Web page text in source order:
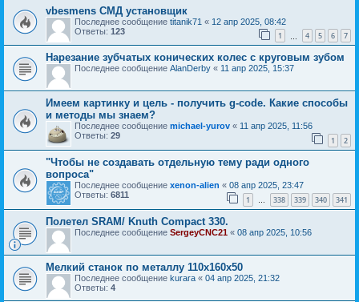
vbesmens СМД установщик
Последнее сообщение titanik71 « 12 апр 2025, 08:42
Ответы: 123 1 4 5 6 7
Нарезание зубчатых конических колес с круговым зубом
Последнее сообщение AlanDerby « 11 апр 2025, 15:37
Имеем картинку и цель - получить g-code. Какие способы
и методы мы знаем?
Последнее сообщение michael-yurov « 11 апр 2025, 11:56
Ответы: 29 1 2
"Чтобы не создавать отдельную тему ради одного
вопроса"
Последнее сообщение xenon-alien « 08 апр 2025, 23:47
Ответы: 6811 1 … 338 339 340 341
Полетел SRAM/ Knuth Compact 330.
Последнее сообщение SergeyCNC21 « 08 апр 2025, 10:56
Мелкий станок по металлу 110х160х50
Последнее сообщение kurara « 04 апр 2025, 21:32
Ответы: 4